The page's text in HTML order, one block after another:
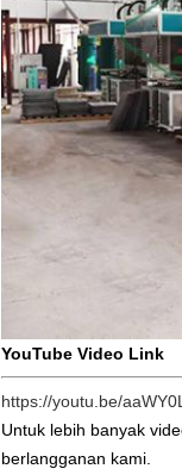
YouTube Video Link
https://youtu.be/
Untuk lebih banyak
berlangganan kami.